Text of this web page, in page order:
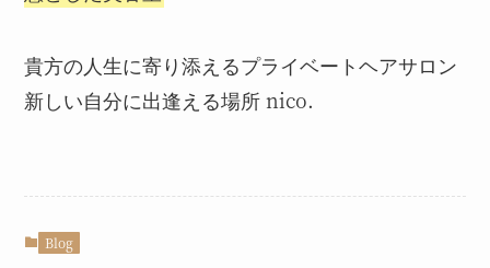
貴方の人生に寄り添えるプライベートヘアサロン
新しい自分に出逢える場所 nico.
Blog